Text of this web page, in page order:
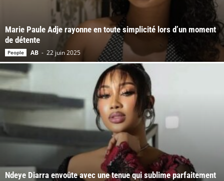
Marie Paule Adje rayonne en toute simplicité lors d’un moment
de détente
People AB - 22 juin 2025
Ndeye Diarra envoûte avec une tenue qui sublime parfaitement